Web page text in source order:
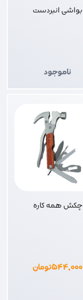
بواشی انبردست
ناموجود
چکش همه کاره
۵۴۴,۰۰۰تومان